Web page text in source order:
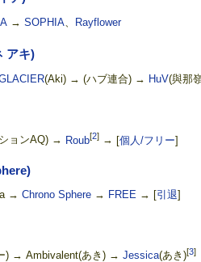
→ SOPHIA、 Rayflower
アキ)
(Aki) → (ハブ連合) → HuV(與那
ョンAQ) → Roub[2]→ [個人/フリー]
→ Chrono Sphere→ FREE → [引退]
) → Ambivalent(あき) → Jessica(あき)[3]